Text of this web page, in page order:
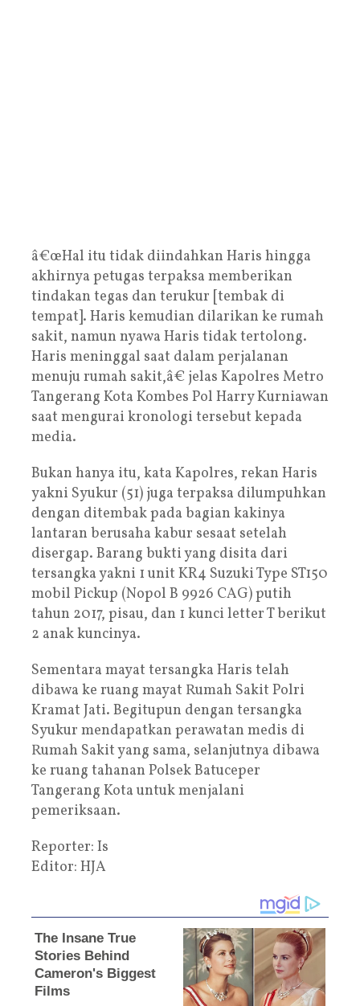
â€œHal itu tidak diindahkan Haris hingga
akhirnya petugas terpaksa memberikan
tindakan tegas dan terukur [tembak di
tempat]. Haris kemudian dilarikan ke rumah
sakit, namun nyawa Haris tidak tertolong.
Haris meninggal saat dalam perjalanan
menuju rumah sakit,â€ jelas Kapolres Metro
Tangerang Kota Kombes Pol Harry Kurniawan
saat mengurai kronologi tersebut kepada
media.
Bukan hanya itu, kata Kapolres, rekan Haris
yakni Syukur (51) juga terpaksa dilumpuhkan
dengan ditembak pada bagian kakinya
lantaran berusaha kabur sesaat setelah
disergap. Barang bukti yang disita dari
tersangka yakni 1 unit KR4 Suzuki Type ST150
mobil Pickup (Nopol B 9926 CAG) putih
tahun 2017, pisau, dan 1 kunci letter T berikut
2 anak kuncinya.
Sementara mayat tersangka Haris telah
dibawa ke ruang mayat Rumah Sakit Polri
Kramat Jati. Begitupun dengan tersangka
Syukur mendapatkan perawatan medis di
Rumah Sakit yang sama, selanjutnya dibawa
ke ruang tahanan Polsek Batuceper
Tangerang Kota untuk menjalani
pemeriksaan.
Reporter: Is
Editor: HJA